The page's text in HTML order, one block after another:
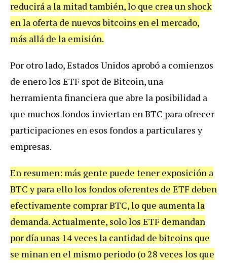
reducirá a la mitad también, lo que crea un shock
en la oferta de nuevos bitcoins en el mercado,
más allá de la emisión.
Por otro lado, Estados Unidos aprobó a comienzos
de enero los ETF spot de Bitcoin, una
herramienta financiera que abre la posibilidad a
que muchos fondos inviertan en BTC para ofrecer
participaciones en esos fondos a particulares y
empresas.
En resumen: más gente puede tener exposición a
BTC y para ello los fondos oferentes de ETF deben
efectivamente comprar BTC, lo que aumenta la
demanda. Actualmente, solo los ETF demandan
por día unas 14 veces la cantidad de bitcoins que
se minan en el mismo periodo (o 28 veces los que